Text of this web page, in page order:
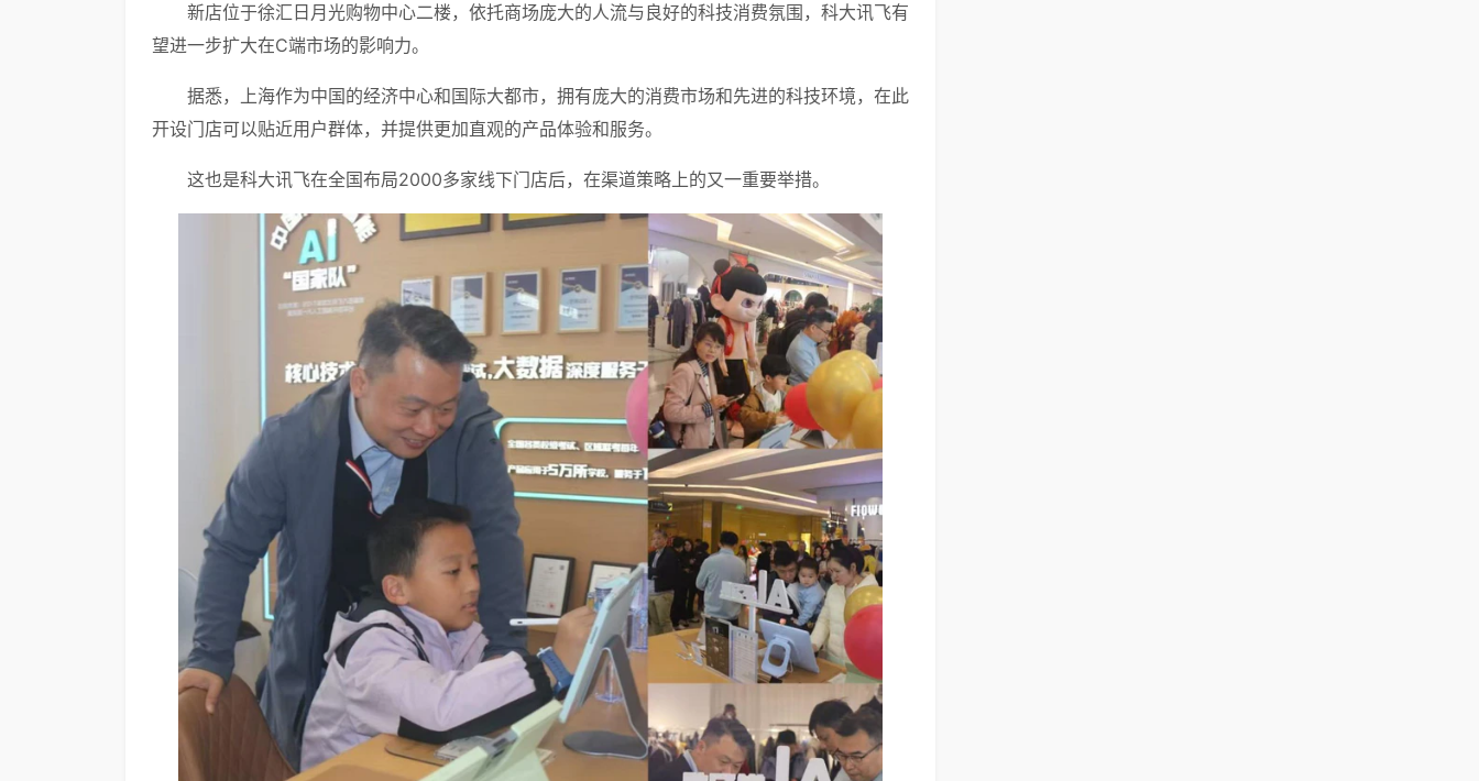
新店位于徐汇日月光购物中心二楼，依托商场庞大的人流与良好的科技消费氛围，科大讯飞有
望进一步扩大在C端市场的影响力。
据悉，上海作为中国的经济中心和国际大都市，拥有庞大的消费市场和先进的科技环境，在此
开设门店可以贴近用户群体，并提供更加直观的产品体验和服务。
这也是科大讯飞在全国布局2000多家线下门店后，在渠道策略上的又一重要举措。